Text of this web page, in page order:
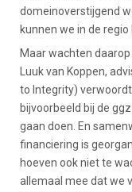
domeinoverstijgend
kunnen we in de
Maar wachten
Luuk van Koppen,
to Integrity)
bijvoorbeeld bij de
gaan doen. En
financiering is
hoeven ook niet te
allemaal mee dat we